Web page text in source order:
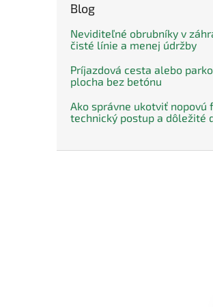
Blog
Neviditeľné obrubníky v
čisté línie a menej údržby
Príjazdová cesta alebo
plocha bez betónu
Ako správne ukotviť nopovú
technický postup a dôležité